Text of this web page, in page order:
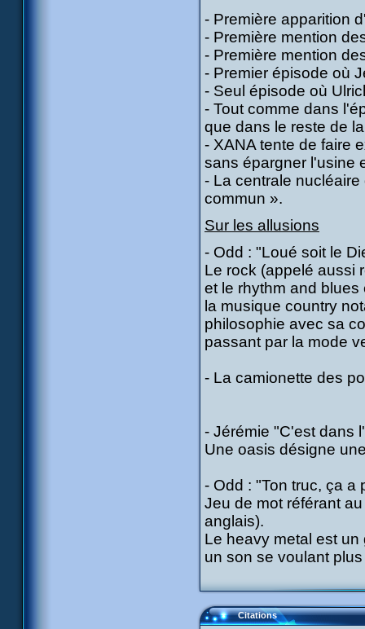
- Première apparition
- Première mention
- Première mention
- Premier épisode où
- Seul épisode où
- Tout comme dans
que dans le reste de
- XANA tente de faire
sans épargner l'usine
- La centrale
commun ».
Sur les allusions
- Odd : "Loué soit le
Le rock (appelé aussi
et le rhythm and
la musique country
philosophie avec sa
passant par la mode
- La camionette des
- Jérémie "C'est dans
Une oasis désigne
- Odd : "Ton truc, ça a
Jeu de mot référant
anglais).
Le heavy metal est
un son se voulant
Citations